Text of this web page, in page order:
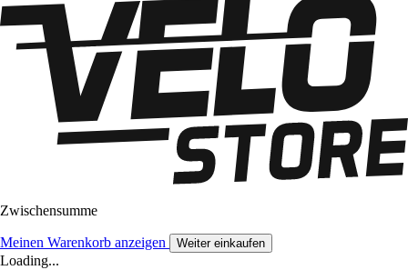
Zwischensumme
Meinen Warenkorb anzeigen Weiter einkaufen
Loading...